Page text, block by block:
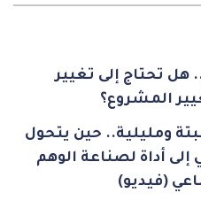
هل تحتاج إلى تغيير
المشروع؟
ومليلية.. حين يتحول
إلى أداة لصناعة الوهم
(فيديو)